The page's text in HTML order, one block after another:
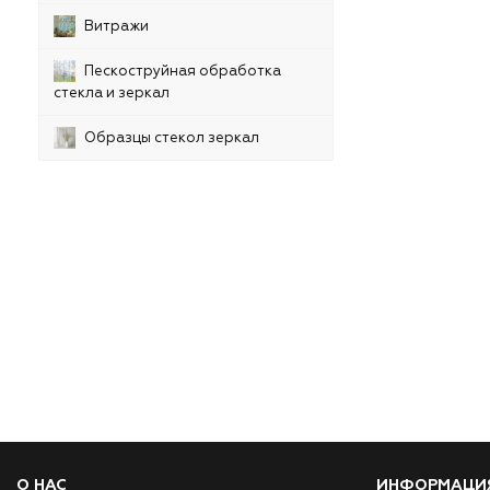
Витражи
Пескоструйная обработка
стекла и зеркал
Образцы стекол зеркал
О НАС